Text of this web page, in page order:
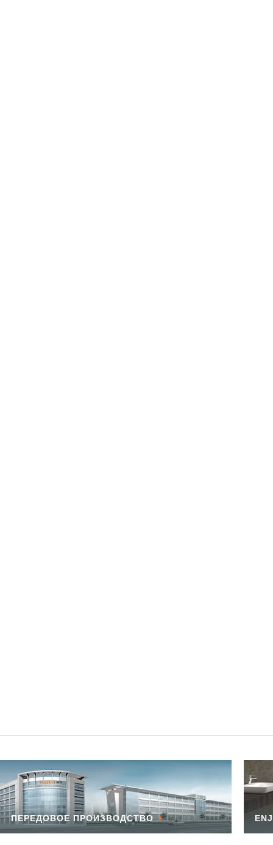
ПЕРЕДОВОЕ ПРОИЗВОДСТВО